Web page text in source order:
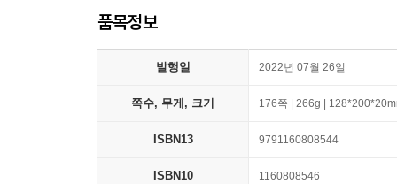
품목정보
발행일 2022년 07월 26일
쪽수, 무게, 크기 176쪽 | 266g |
ISBN13 9791160808544
ISBN10 1160808546